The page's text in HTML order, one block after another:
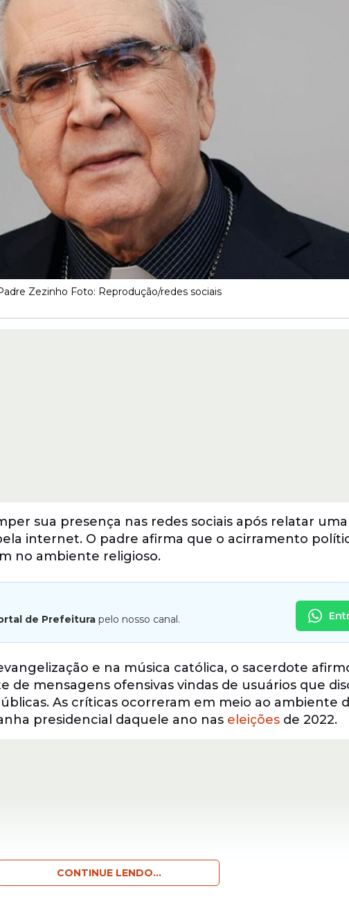
Zezinho Foto: Reprodução/redes sociais
sua presença nas redes sociais após relatar
internet. O padre afirma que o acirramento
no ambiente religioso.
de Prefeitura pelo nosso canal.
e na música católica, o sacerdote
mensagens ofensivas vindas de usuários que
As críticas ocorreram em meio ao ambiente
presidencial daquele ano nas eleições de 2022.
CONTINUE LENDO...